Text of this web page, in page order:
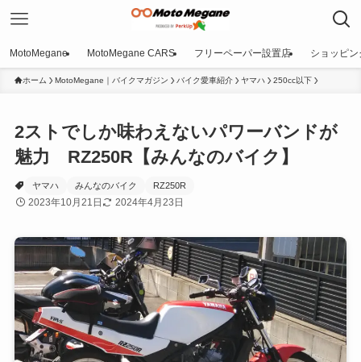
MotoMegane MotoMegane CARS フリーペーパー設置店 ショッピン
ホーム MotoMegane｜バイクマガジン バイク愛車紹介 ヤマハ 250cc以下
2ストでしか味わえないパワーバンドが
魅力 RZ250R【みんなのバイク】
ヤマハ みんなのバイク RZ250R
2023年10月21日 2024年4月23日